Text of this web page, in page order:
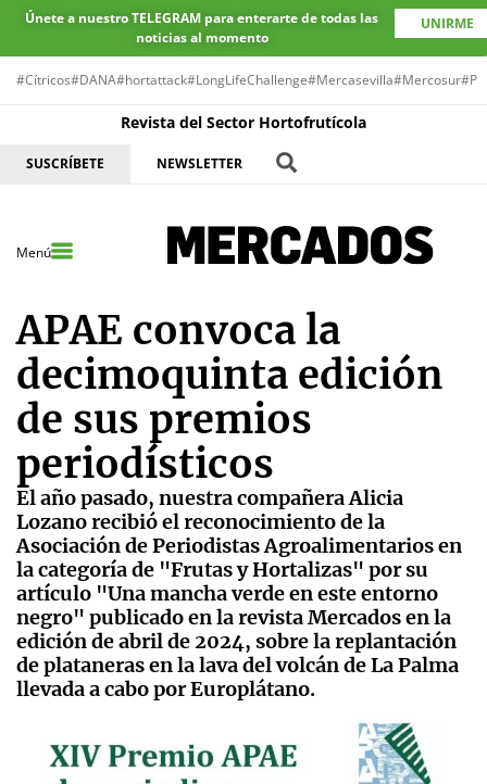
Únete a nuestro TELEGRAM para enterarte de todas las
noticias al momento
UNIRME
#Cítricos#DANA#hortattack#LongLifeChallenge#Mercasevilla#Mercosur
Revista del Sector Hortofrutícola
SUSCRÍBETE NEWSLETTER
Menú
APAE convoca la
decimoquinta edición
de sus premios
periodísticos
El año pasado, nuestra compañera Alicia
Lozano recibió el reconocimiento de la
Asociación de Periodistas Agroalimentarios en
la categoría de "Frutas y Hortalizas" por su
artículo "Una mancha verde en este entorno
negro" publicado en la revista Mercados en la
edición de abril de 2024, sobre la replantación
de plataneras en la lava del volcán de La Palma
llevada a cabo por Europlátano.